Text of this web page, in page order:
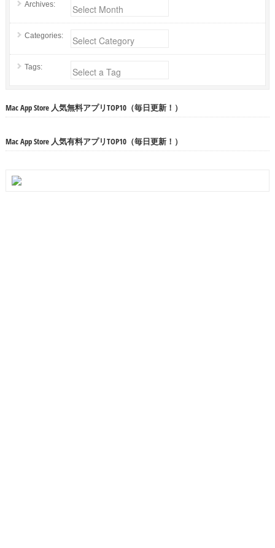
Archives:
Categories:
Tags:
Mac App Store 人気無料アプリTOP10（毎日更新！）
Mac App Store 人気有料アプリTOP10（毎日更新！）